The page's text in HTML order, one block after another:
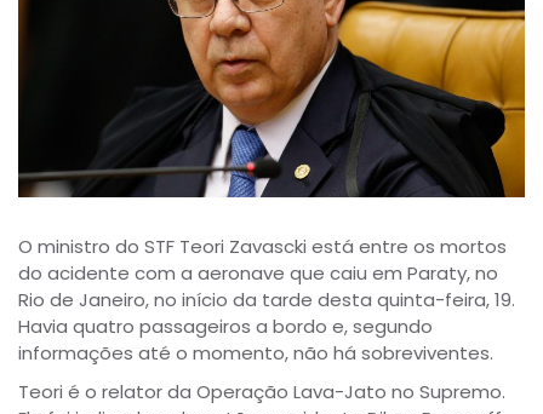
O ministro do STF Teori Zavascki está entre os mortos
do acidente com a aeronave que caiu em Paraty, no
Rio de Janeiro, no início da tarde desta quinta-feira, 19.
Havia quatro passageiros a bordo e, segundo
informações até o momento, não há sobreviventes.
Teori é o relator da Operação Lava-Jato no Supremo.